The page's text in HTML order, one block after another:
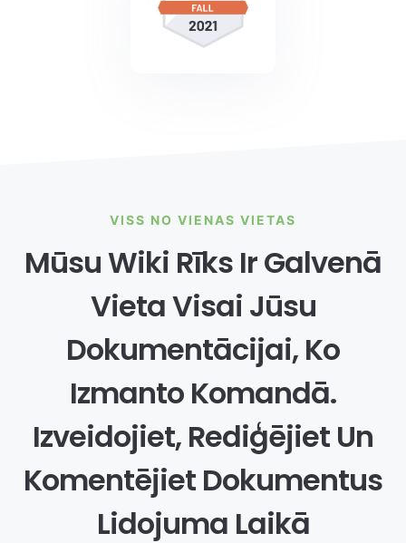
VISS NO VIENAS VIETAS
Mūsu Wiki Rīks Ir Galvenā
Vieta Visai Jūsu
Dokumentācijai, Ko
Izmanto Komandā.
Izveidojiet, Rediģējiet Un
Komentējiet Dokumentus
Lidojuma Laikā